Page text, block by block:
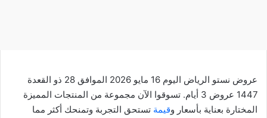
عروض نستو الرياض اليوم 16 مايو 2026 الموافق 28 ذو القعدة
1447 عروض 3 أيام. تسوقوا الآن مجموعة من المنتجات المميزة
المختارة بعناية بأسعار وقيمة تستحق التجربة وتمنحك أكثر مما